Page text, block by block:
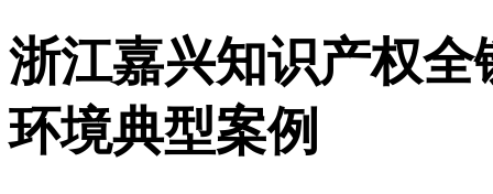
浙江嘉兴知识产权
环境典型案例